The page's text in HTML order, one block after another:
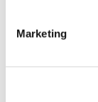
Marketing